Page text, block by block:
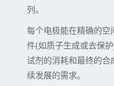
列。
每个电极能在精确的空
件(如质子生成或去保
试剂的消耗和最终的合
续发展的需求。